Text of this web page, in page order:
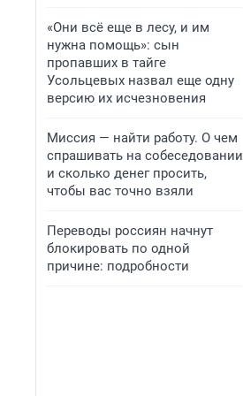
«Они всё еще в лесу, и им
нужна помощь»: сын
пропавших в тайге
Усольцевых назвал еще одну
версию их исчезновения
Миссия — найти работу. О чем
спрашивать на собеседовании
и сколько денег просить,
чтобы вас точно взяли
Переводы россиян начнут
блокировать по одной
причине: подробности